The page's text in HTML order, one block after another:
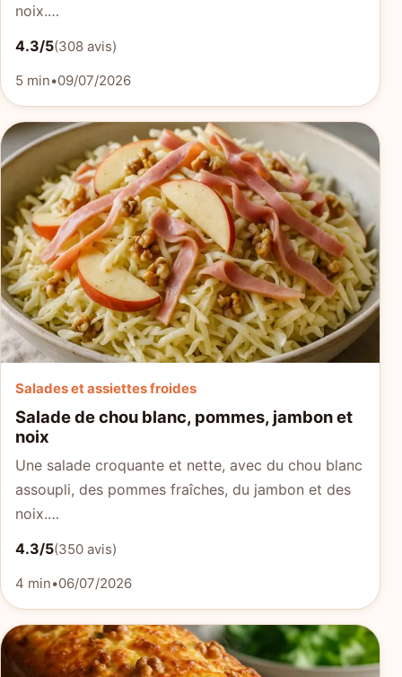
noix.…
4.3/5(308 avis)
5 min•09/07/2026
Salades et assiettes froides
Salade de chou blanc, pommes, jambon et
noix
Une salade croquante et nette, avec du chou blanc
assoupli, des pommes fraîches, du jambon et des
noix.…
4.3/5(350 avis)
4 min•06/07/2026